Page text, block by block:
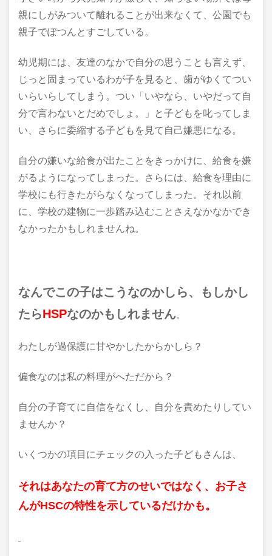
親にしがみついて離れることが出来なくて、公園でも
親子でぽつんとすごしている。
幼児期には、友達のなかで自分の思うことも言えず、
じっと固まっているわが子を見ると、歯がゆくてつい
いらいらしてしまう。つい「いやなら、いやだって自
分で言わないとだめでしょ。」と子どもを叱ってしま
い、さらに委縮する子どもを見て自己嫌悪になる。
自分の嫌いな給食が出たことをきっかけに、給食を嫌
がるようになってしまった。さらには、給食を理由に
学校にも行きたがらなくなってしまった。それ以前
に、学校の建物に一歩踏み込むことさえなかなかでき
なかったかもしれませんね。
なんでこの子はこうなのかしら、もしかし
たらHSPなのかもしれません。
わたしが過保護に甘やかしたからかしら？
偏食なのは私の料理がへただから？
自分の子育てに自信をなくし、自分を責めたりしてい
ませんか？
いくつかの項目にチェックの入った子どもさんは、
それはあなたの育て方のせいではなく、 お子さ
んがHSCの特性を示しているだけかも。